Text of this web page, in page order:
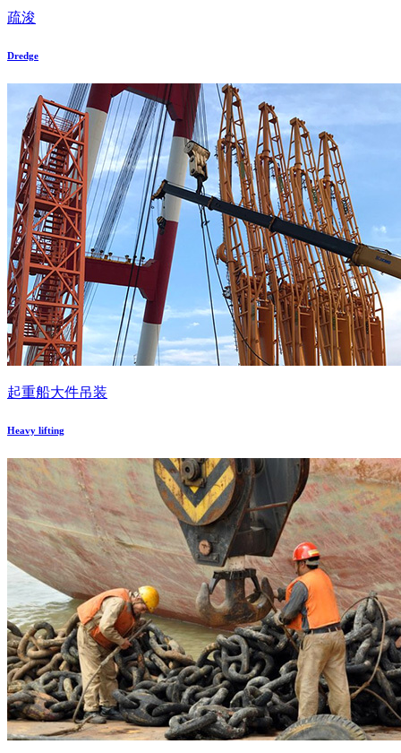
疏浚
Dredge
起重船大件吊装
Heavy lifting